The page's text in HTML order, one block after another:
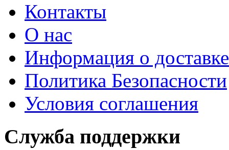
Контакты
О нас
Информация о доставке
Политика Безопасности
Условия соглашения
Служба поддержки